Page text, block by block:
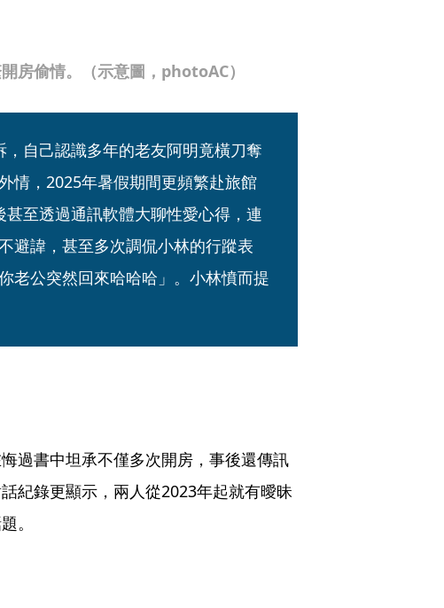
房偷情。（示意圖，photoAC）
自己認識多年的老友阿明竟橫刀奪
情，2025年暑假期間更頻繁赴旅館
至透過通訊軟體大聊性愛心得，連
避諱，甚至多次調侃小林的行蹤表
老公突然回來哈哈哈」。小林憤而提
過書中坦承不僅多次開房，事後還傳訊
紀錄更顯示，兩人從2023年起就有曖昧
。